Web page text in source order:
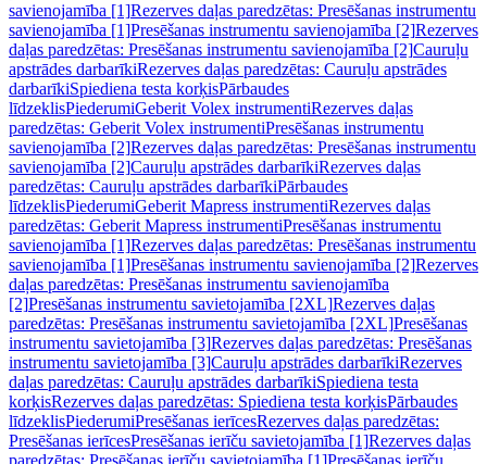
savienojamība [1]Rezerves daļas paredzētas: Presēšanas instrumentu
savienojamība [1]Presēšanas instrumentu savienojamība [2]Rezerves
daļas paredzētas: Presēšanas instrumentu savienojamība [2]Cauruļu
apstrādes darbarīkiRezerves daļas paredzētas: Cauruļu apstrādes
darbarīkiSpiediena testa korķisPārbaudes
līdzeklisPiederumiGeberit Volex instrumentiRezerves daļas
paredzētas: Geberit Volex instrumentiPresēšanas instrumentu
savienojamība [2]Rezerves daļas paredzētas: Presēšanas instrumentu
savienojamība [2]Cauruļu apstrādes darbarīkiRezerves daļas
paredzētas: Cauruļu apstrādes darbarīkiPārbaudes
līdzeklisPiederumiGeberit Mapress instrumentiRezerves daļas
paredzētas: Geberit Mapress instrumentiPresēšanas instrumentu
savienojamība [1]Rezerves daļas paredzētas: Presēšanas instrumentu
savienojamība [1]Presēšanas instrumentu savienojamība [2]Rezerves
daļas paredzētas: Presēšanas instrumentu savienojamība
[2]Presēšanas instrumentu savietojamība [2XL]Rezerves daļas
paredzētas: Presēšanas instrumentu savietojamība [2XL]Presēšanas
instrumentu savietojamība [3]Rezerves daļas paredzētas: Presēšanas
instrumentu savietojamība [3]Cauruļu apstrādes darbarīkiRezerves
daļas paredzētas: Cauruļu apstrādes darbarīkiSpiediena testa
korķisRezerves daļas paredzētas: Spiediena testa korķisPārbaudes
līdzeklisPiederumiPresēšanas ierīcesRezerves daļas paredzētas:
Presēšanas ierīcesPresēšanas ierīču savietojamība [1]Rezerves daļas
paredzētas: Presēšanas ierīču savietojamība [1]Presēšanas ierīču